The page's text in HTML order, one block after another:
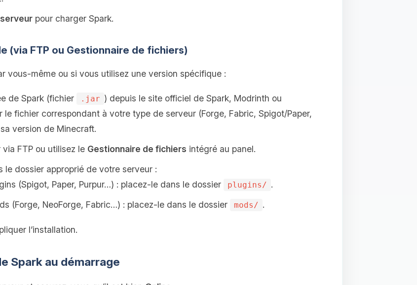
pour charger Spark.
(via FTP ou Gestionnaire de fichiers)
vous-même ou si vous utilisez une version spécifique :
de Spark (fichier .jar ) depuis le site officiel de Spark, Modrinth ou
le fichier correspondant à votre type de serveur (Forge, Fabric, Spigot/Paper,
version de Minecraft.
FTP ou utilisez le Gestionnaire de fichiers intégré au panel.
le dossier approprié de votre serveur :
(Spigot, Paper, Purpur…) : placez-le dans le dossier
plugins/ .
(Forge, NeoForge, Fabric…) : placez-le dans le dossier
mods/ .
l’installation.
Spark au démarrage